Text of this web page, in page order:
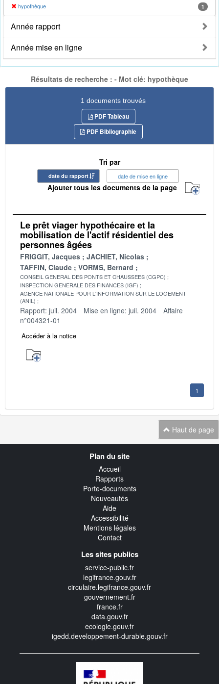
hypothèque 1
Année rapport
Année mise en ligne
Résultats de recherche : - Mot clé: hypothèque
1 documents trouvés
PDF Tableau
PDF Bibliographie
Tri par
date du rapport date de mise en ligne
Ajouter tous les documents de la page
Le prêt viager hypothécaire et la
mobilisation de l'actif résidentiel des
personnes âgées
FRIGGIT, Jacques
JACHIET, Nicolas
TAFFIN, Claude
VORMS, Bernard
CONSEIL GENERAL DES PONTS ET CHAUSSEES (CGPC)
INSPECTION GENERALE DES FINANCES (IGF)
AGENCE NATIONALE POUR L'INFORMATION SUR LE LOGEMENT
(ANIL)
Rapport: juil. 2004 Mise en ligne: juil. 2004
Affaire
n°004321-01
Accéder à la notice
1
Haut de page
Plan du site
Accueil
Rapports
Porte-documents
Nouveautés
Aide
Accessibilité
Mentions légales
Contact
Les sites publics
service-public.fr
legifrance.gouv.fr
circulaire.legifrance.gouv.fr
gouvernement.fr
france.fr
data.gouv.fr
ecologie.gouv.fr
igedd.developpement-durable.gouv.fr